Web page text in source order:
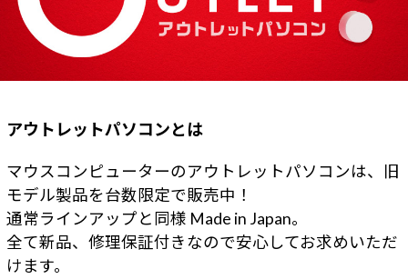
ディスプレイ Windows 11| Copilot+ PC
AIおすすめパソコン
アウトレットパソコンとは
マウスコンピューターのアウトレットパソコンは、旧
モデル製品を台数限定で販売中！​
通常ラインアップと同様 Made in Japan。
全て新品、修理保証付きなので安心してお求めいただ
けます。